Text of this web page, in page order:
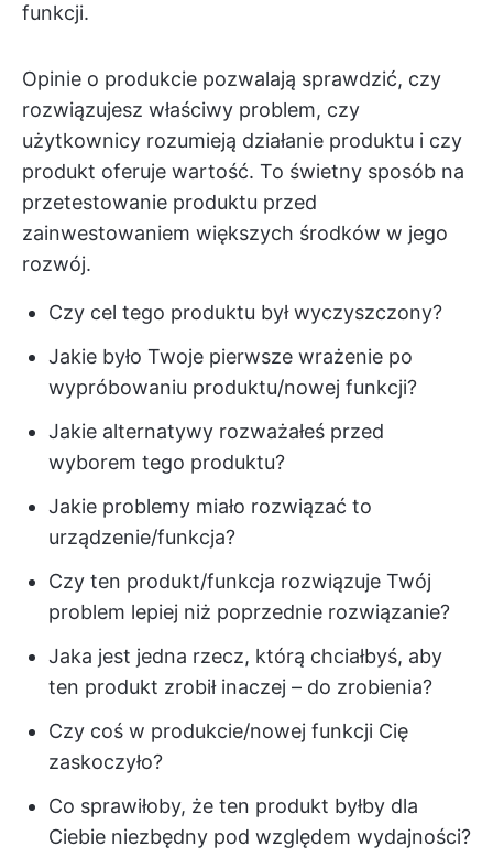
funkcji.
Opinie o produkcie pozwalają sprawdzić, czy
rozwiązujesz właściwy problem, czy
użytkownicy rozumieją działanie produktu i czy
produkt oferuje wartość. To świetny sposób na
przetestowanie produktu przed
zainwestowaniem większych środków w jego
rozwój.
Czy cel tego produktu był wyczyszczony?
Jakie było Twoje pierwsze wrażenie po
wypróbowaniu produktu/nowej funkcji?
Jakie alternatywy rozważałeś przed
wyborem tego produktu?
Jakie problemy miało rozwiązać to
urządzenie/funkcja?
Czy ten produkt/funkcja rozwiązuje Twój
problem lepiej niż poprzednie rozwiązanie?
Jaka jest jedna rzecz, którą chciałbyś, aby
ten produkt zrobił inaczej – do zrobienia?
Czy coś w produkcie/nowej funkcji Cię
zaskoczyło?
Co sprawiłoby, że ten produkt byłby dla
Ciebie niezbędny pod względem wydajności?